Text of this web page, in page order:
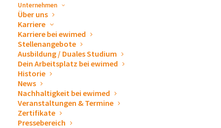
Unternehmen
Über uns
Karriere
Karriere bei ewimed
Stellenangebote
Ausbildung / Duales Studium
Dein Arbeitsplatz bei ewimed
Historie
News
Nachhaltigkeit bei ewimed
Veranstaltungen & Termine
Zertifikate
Pressebereich
Versorgt die Haut intensiv mit Feuchtigkeit
Gut verteilbar
Farbstofffrei und angenehmer Duft
Dermatologisch geprüft
Enthält Sheabutter, die die Haut geschmeidig
machen und den Feuchtigkeitsgehalt der Haut
reguliert